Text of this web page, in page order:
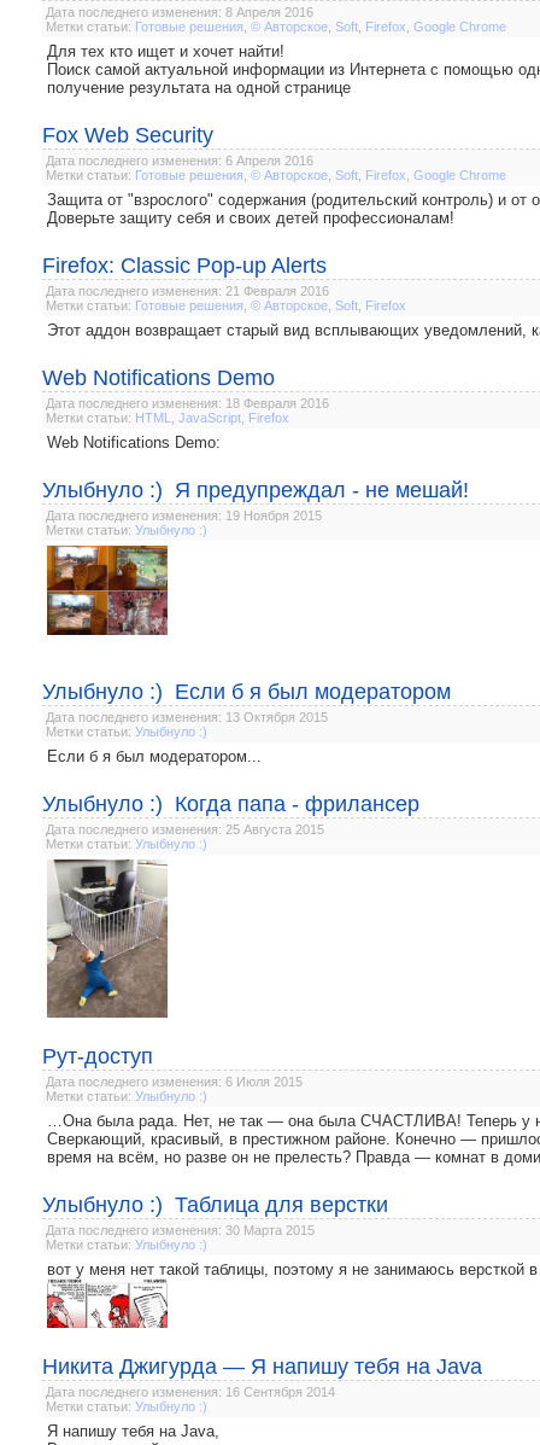
Дата последнего изменения: 8 Апреля 2016
Метки статьи: Готовые решения © Авторское Soft Firefox Google Chrome
Для тех кто ищет и хочет найти!
Поиск самой актуальной информации из Интернета с помощью
получение результата на одной странице
Fox Web Security
Дата последнего изменения: 6 Апреля 2016
Метки статьи: Готовые решения © Авторское Soft Firefox Google Chrome
Защита от "взрослого" содержания (родительский контроль) и от
Доверьте защиту себя и своих детей профессионалам!
Firefox: Classic Pop-up Alerts
Дата последнего изменения: 21 Февраля 2016
Метки статьи: Готовые решения © Авторское Soft Firefox
Этот аддон возвращает старый вид всплывающих уведомлений,
Web Notifications Demo
Дата последнего изменения: 18 Февраля 2016
Метки статьи: HTML JavaScript Firefox
Web Notifications Demo:
Улыбнуло :) Я предупреждал - не мешай!
Дата последнего изменения: 19 Ноября 2015
Метки статьи: Улыбнуло :)
Улыбнуло :) Если б я был модератором
Дата последнего изменения: 13 Октября 2015
Метки статьи: Улыбнуло :)
Если б я был модератором...
Улыбнуло :) Когда папа - фрилансер
Дата последнего изменения: 25 Августа 2015
Метки статьи: Улыбнуло :)
Рут-доступ
Дата последнего изменения: 6 Июля 2015
Метки статьи: Улыбнуло :)
…Она была рада. Нет, не так — она была СЧАСТЛИВА! Теперь у
Сверкающий, красивый, в престижном районе. Конечно —
время на всём, но разве он не прелесть? Правда — комнат в
Улыбнуло :) Таблица для верстки
Дата последнего изменения: 30 Марта 2015
Метки статьи: Улыбнуло :)
вот у меня нет такой таблицы, поэтому я не занимаюсь версткой
Никита Джигурда — Я напишу тебя на Java
Дата последнего изменения: 16 Сентября 2014
Метки статьи: Улыбнуло :)
Я напишу тебя на Java,